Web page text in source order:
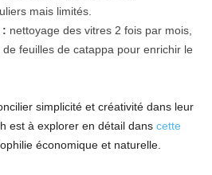
mais limités.
: nettoyage des vitres 2 fois par mois,
feuilles de catappa pour enrichir le
simplicité et créativité dans leur
est à explorer en détail dans cette
économique et naturelle.